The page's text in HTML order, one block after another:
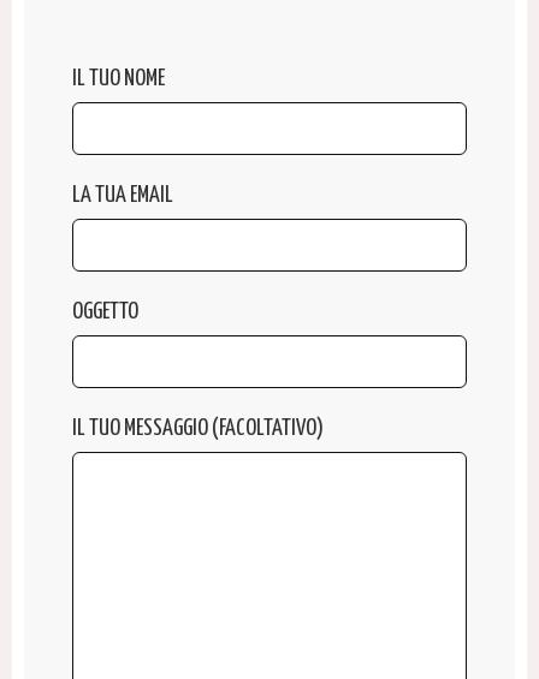
IL TUO NOME
LA TUA EMAIL
OGGETTO
IL TUO MESSAGGIO (FACOLTATIVO)